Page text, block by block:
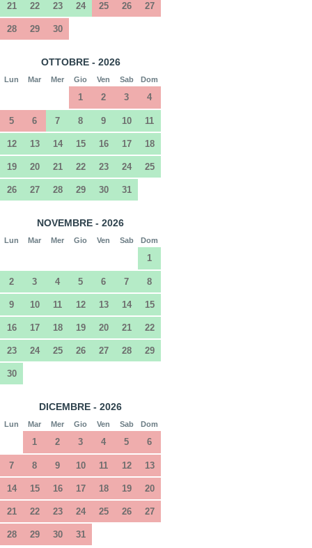
21 22 23 24 25 26 27
28 29 30
OTTOBRE - 2026
Lun Mar Mer Gio Ven Sab Dom
1 2 3 4
5 6 7 8 9 10 11
12 13 14 15 16 17 18
19 20 21 22 23 24 25
26 27 28 29 30 31
NOVEMBRE - 2026
Lun Mar Mer Gio Ven Sab Dom
1
2 3 4 5 6 7 8
9 10 11 12 13 14 15
16 17 18 19 20 21 22
23 24 25 26 27 28 29
30
DICEMBRE - 2026
Lun Mar Mer Gio Ven Sab Dom
1 2 3 4 5 6
7 8 9 10 11 12 13
14 15 16 17 18 19 20
21 22 23 24 25 26 27
28 29 30 31